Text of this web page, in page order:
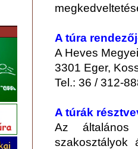
A túra
A Heves
3301 Eger,
Tel.: 36 / 312-
A túrák
Az általános
szakosztályok